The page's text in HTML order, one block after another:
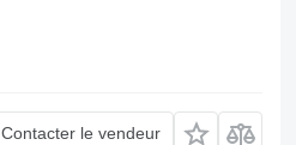
Contacter le vendeur